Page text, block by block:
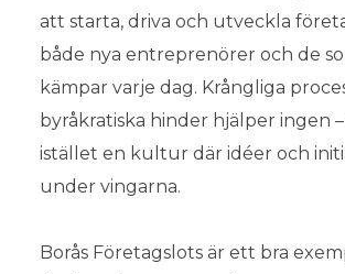
att starta, driva och utveckla
både nya entreprenörer och de
kämpar varje dag. Krångliga
byråkratiska hinder hjälper ingen
istället en kultur där idéer och
under vingarna.
Borås Företagslots är ett bra